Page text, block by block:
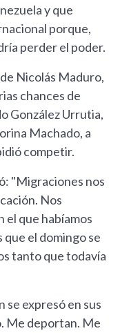
y que
porque,
perder el poder.
Nicolás Maduro,
chances de
González Urrutia,
Machado, a
competir.
"Migraciones nos
Nos
el que habíamos
que el domingo se
tanto que todavía
se expresó en sus
Me deportan. Me